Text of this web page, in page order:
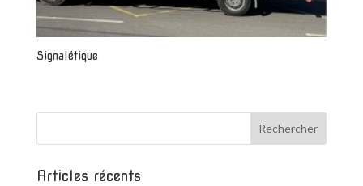
Signalétique
Articles récents